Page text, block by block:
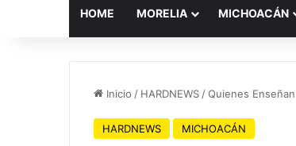
HOME MORELIA MICHOACÁN
Inicio / HARDNEWS /Quienes
HARDNEWS MICHOACÁN